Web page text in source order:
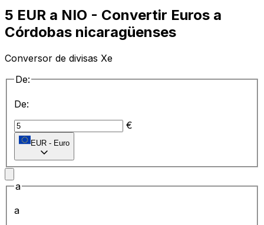
5 EUR a NIO - Convertir Euros a
Córdobas nicaragüenses
Conversor de divisas Xe
De:
De:
€
EUR - Euro
a
a